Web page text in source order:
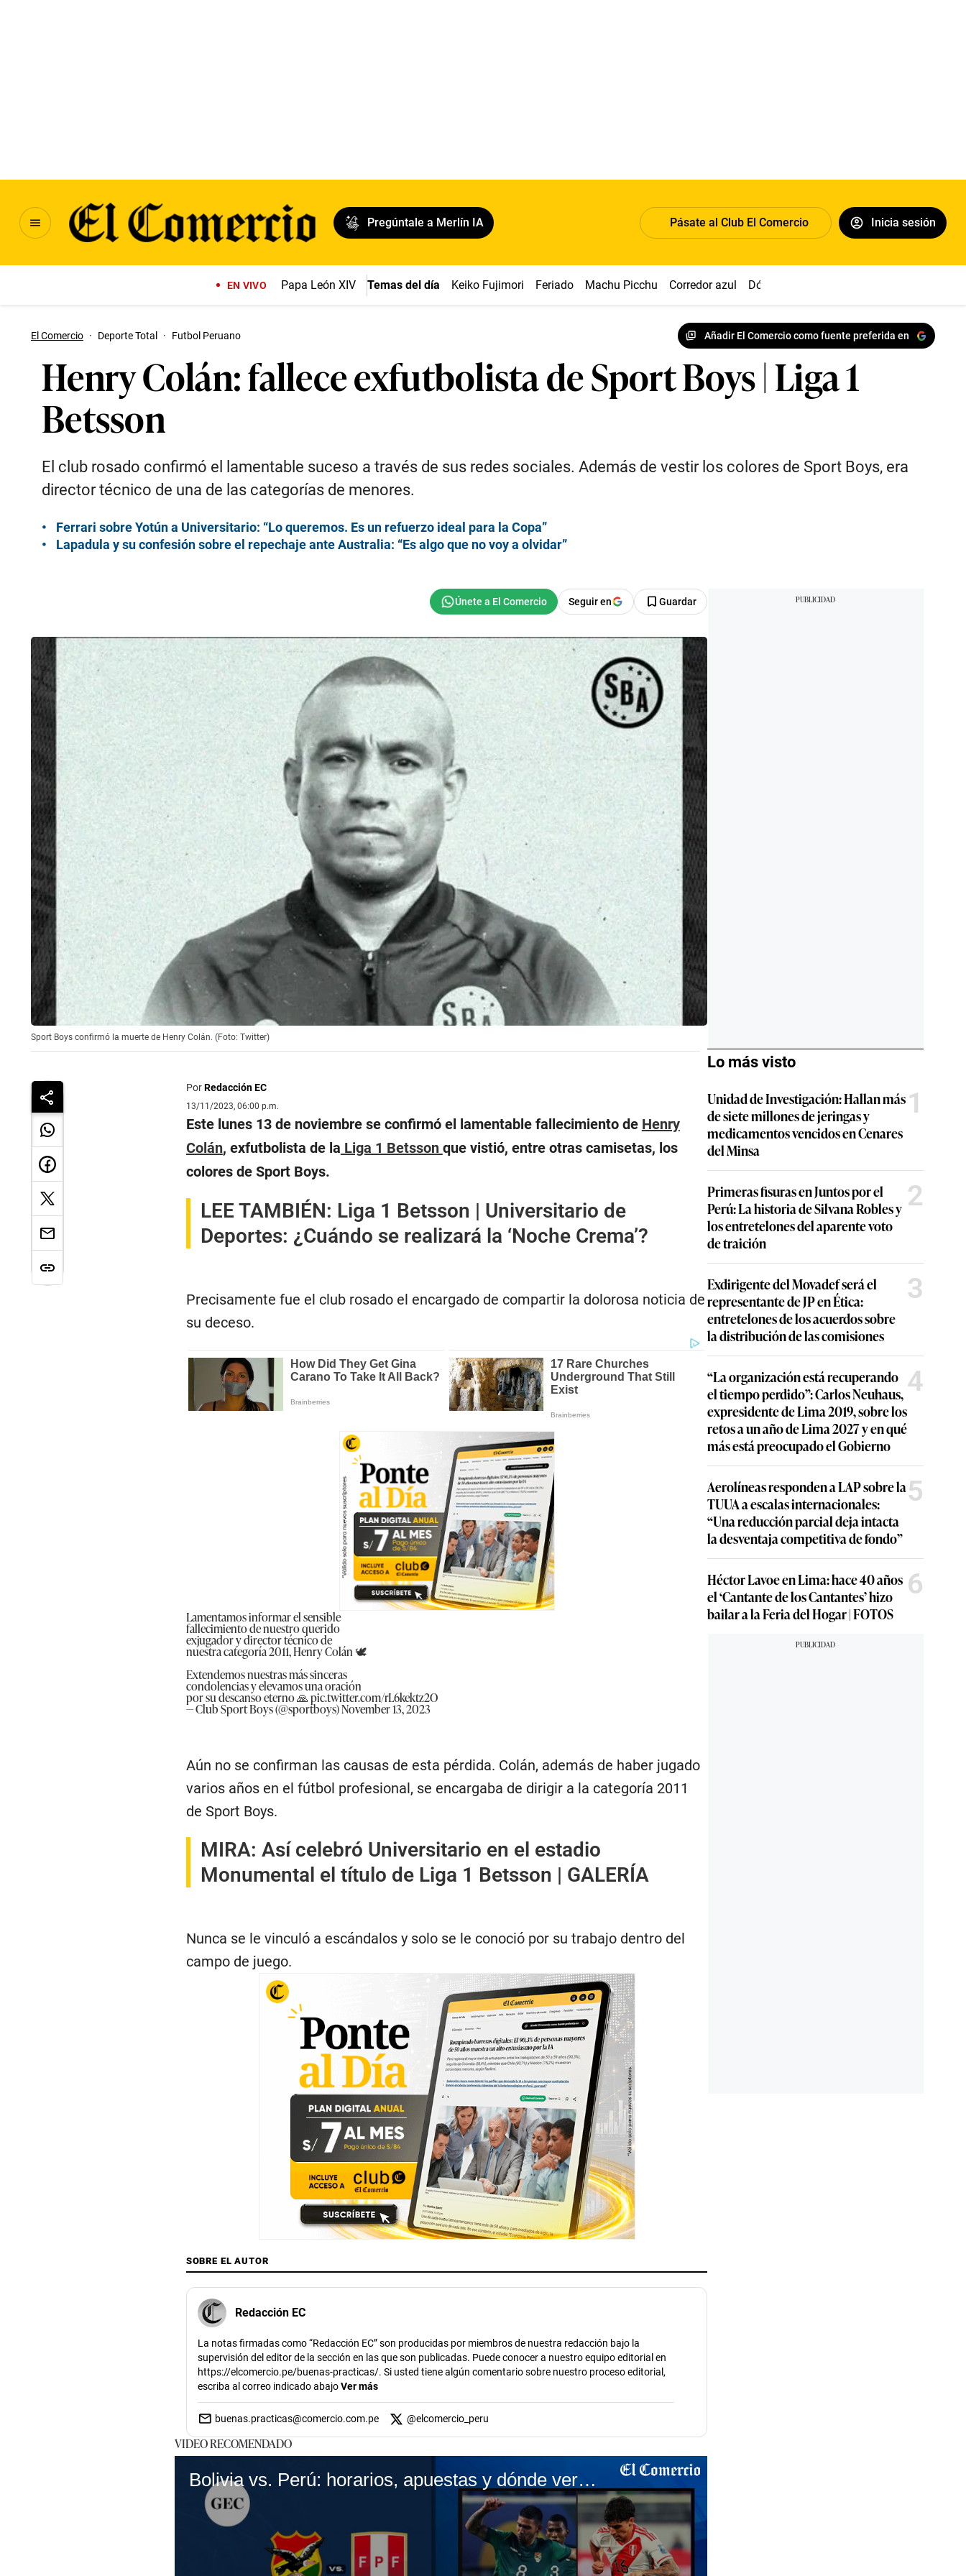
Pregúntale a Merlín IA Pásate al Club El Comercio Inicia sesión
EN VIVO Papa León XIV Temas del día Keiko Fujimori Feriado Machu Picchu Corredor azul Dólar
El Comercio · Deporte Total · Futbol Peruano Añadir El Comercio como fuente preferida en
Henry Colán: fallece exfutbolista de Sport Boys | Liga 1
Betsson
El club rosado confirmó el lamentable suceso a través de sus redes sociales. Además de vestir los colores de Sport Boys, era
director técnico de una de las categorías de menores.
Ferrari sobre Yotún a Universitario: “Lo queremos. Es un refuerzo ideal para la Copa”
Lapadula y su confesión sobre el repechaje ante Australia: “Es algo que no voy a olvidar”
Seguir en Guardar
Sport Boys confirmó la muerte de Henry Colán. (Foto: Twitter)
PorRedacción EC
13/11/2023, 06:00 p.m.
Este lunes 13 de noviembre se confirmó el lamentable fallecimiento de Henry
Colán, exfutbolista de la Liga 1 Betsson que vistió, entre otras camisetas, los
colores de Sport Boys.
LEE TAMBIÉN: Liga 1 Betsson | Universitario de
Deportes: ¿Cuándo se realizará la ‘Noche Crema’?
Precisamente fue el club rosado el encargado de compartir la dolorosa noticia de
su deceso.
Lamentamos informar el sensible
fallecimiento de nuestro querido
exjugador y director técnico de
nuestra categoría 2011, Henry Colán 🕊️
Extendemos nuestras más sinceras
condolencias y elevamos una oración
por su descanso eterno 🙏pic.twitter.com/rL6kektz2O
— Club Sport Boys (@sportboys)November 13, 2023
Aún no se confirman las causas de esta pérdida. Colán, además de haber jugado
varios años en el fútbol profesional, se encargaba de dirigir a la categoría 2011
de Sport Boys.
MIRA: Así celebró Universitario en el estadio
Monumental el título de Liga 1 Betsson | GALERÍA
Nunca se le vinculó a escándalos y solo se le conoció por su trabajo dentro del
campo de juego.
SOBRE EL AUTOR
Redacción EC
La notas firmadas como “Redacción EC” son producidas por miembros de nuestra redacción bajo la
supervisión del editor de la sección en las que son publicadas. Puede conocer a nuestro equipo editorial en
https://elcomercio.pe/buenas-practicas/. Si usted tiene algún comentario sobre nuestro proceso editorial,
escriba al correo indicado abajoVer más
buenas.practicas@comercio.com.pe @elcomercio_peru
VIDEO RECOMENDADO
Bolivia vs. Perú: horarios, apuestas y dónde ver las Eliminatorias 2026
Lo más visto
Unidad de Investigación: Hallan más
de siete millones de jeringas y
medicamentos vencidos en Cenares
del Minsa
1
Primeras fisuras en Juntos por el
Perú: La historia de Silvana Robles y
los entretelones del aparente voto
de traición
2
Exdirigente del Movadef será el
representante de JP en Ética:
entretelones de los acuerdos sobre
la distribución de las comisiones
3
“La organización está recuperando
el tiempo perdido”: Carlos Neuhaus,
expresidente de Lima 2019, sobre los
retos a un año de Lima 2027 y en qué
más está preocupado el Gobierno
4
Aerolíneas responden a LAP sobre la
TUUA a escalas internacionales:
“Una reducción parcial deja intacta
la desventaja competitiva de fondo”
5
Héctor Lavoe en Lima: hace 40 años
el ‘Cantante de los Cantantes’ hizo
bailar a la Feria del Hogar | FOTOS
6